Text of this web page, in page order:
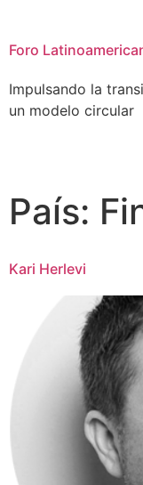
Foro
Impulsando la
un modelo circular
País:
Kari Herlevi